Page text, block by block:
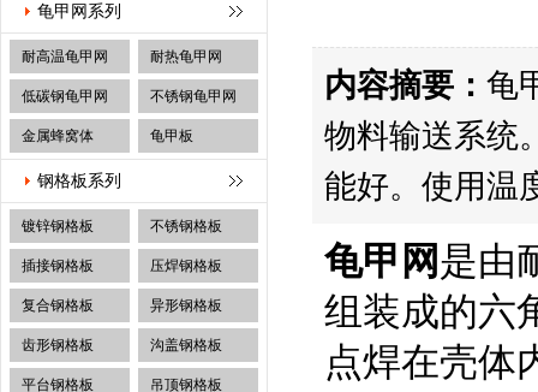
龟甲网系列
耐高温龟甲网 耐热龟甲网
低碳钢龟甲网 不锈钢龟甲网
金属蜂窝体 龟甲板
钢格板系列
镀锌钢格板 不锈钢格板
插接钢格板 压焊钢格板
复合钢格板 异形钢格板
齿形钢格板 沟盖钢格板
平台钢格板 吊顶钢格板
内容摘要： 龟
物料输送系统
能好。使用温
龟甲网是由
组装成的六
点焊在壳体